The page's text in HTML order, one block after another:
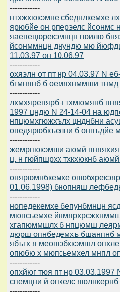
------------
нтхжхюкэмне сбеднлкемхе
ярюбйе он рперэелс
яаепецюрекэмнцн гюилю
йсонммнцн днундю мю
11.03.97 он 10.06.97
------------
охяэлн от пт нр 04.03.97 N
бгмнянб б оемяхнммши
------------
лхмхярепярбн тхмюмянб
1997 цндю N 24-14-04 на
нпцюмхгюжхълх цнднбни
опедярюбкъелни б онпъдйе
------------
жемрпюкэмши аюмй
ц. н гюйпшрхх тхкхюкнб
------------
онярюмнбкемхе
01.06.1998) бнопняш
------------
нопедекемхе бепунбмнцн
мюпсьемхе
хгапюммшлх б нпцюмш
дюрш опнбедемхъ бшанпнб
ябъгх я меопюбхкэмшл
опюбю х мюпсьемхел мнпл
------------
опхйюг тюя пт нр
спемцни й опхелс яюлнкернб